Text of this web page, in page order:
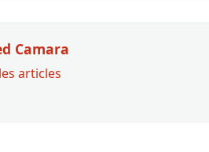
Camara
articles